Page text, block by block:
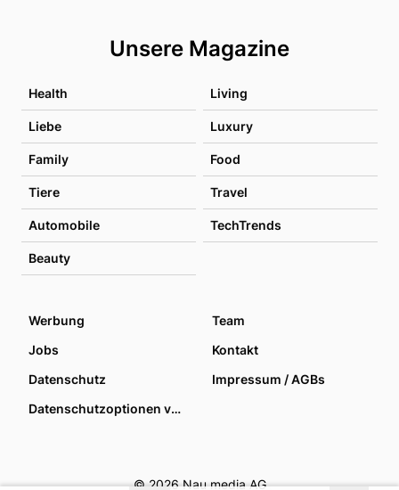
Unsere Magazine
Health Living
Liebe Luxury
Family Food
Tiere Travel
Automobile TechTrends
Beauty
Werbung
Team
Jobs
Kontakt
Datenschutz
Impressum / AGBs
Datenschutzoptionen verwalten
© 2026 Nau media AG